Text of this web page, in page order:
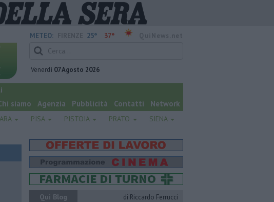
METEO: 25° 37°
Venerdì 07 Agosto 2026
siamo
Agenzia Pubblicità Contatti Network
PISA PISTOIA PRATO SIENA
Qui Blog
di Riccardo Ferrucci